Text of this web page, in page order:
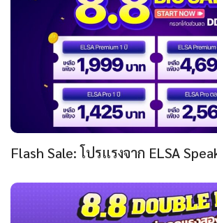
Flash Sale: โปรแรงจาก ELSA